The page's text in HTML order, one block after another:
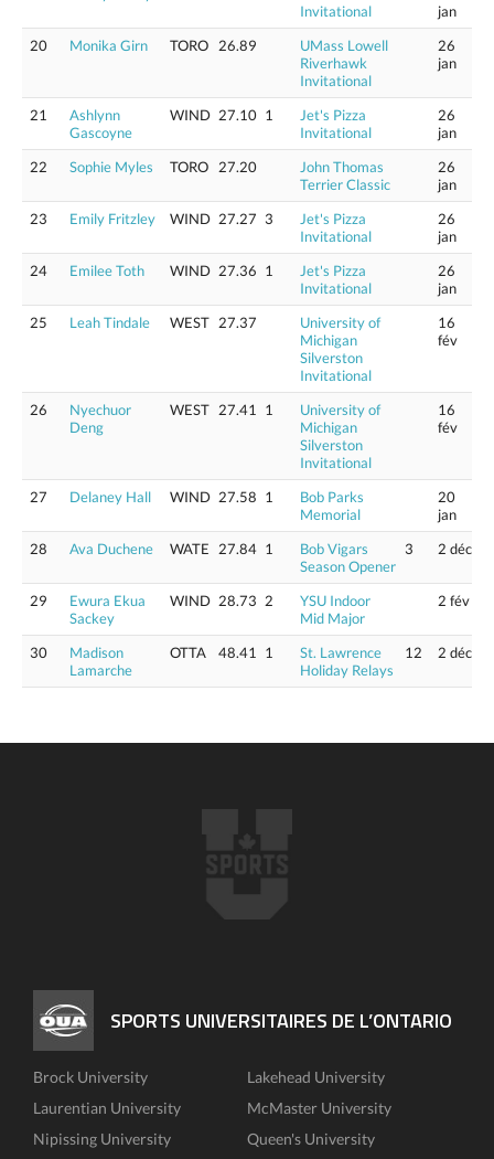
Invitational
jan
20
Monika Girn TORO 26.89
UMass Lowell
Riverhawk
Invitational
26
jan
21
Ashlynn
Gascoyne
WIND 27.10 1
Jet's Pizza
Invitational
26
jan
22
Sophie Myles TORO 27.20
John Thomas
Terrier Classic
26
jan
23
Emily Fritzley WIND 27.27 3
Jet's Pizza
Invitational
26
jan
24
Emilee Toth WIND 27.36 1
Jet's Pizza
Invitational
26
jan
25
Leah Tindale WEST 27.37
University of
Michigan
Silverston
Invitational
16
fév
26
Nyechuor
Deng
WEST 27.41 1
University of
Michigan
Silverston
Invitational
16
fév
27 Delaney Hall WIND 27.58 1
Bob Parks
Memorial
20
jan
28
Ava Duchene WATE 27.84 1
Bob Vigars
Season Opener
3 2 déc
29
Ewura Ekua
Sackey
WIND 28.73 2
YSU Indoor
Mid Major
2 fév
30
Madison
Lamarche
OTTA 48.41 1
St. Lawrence
Holiday Relays
12 2 déc
SPORTS UNIVERSITAIRES DE L’ONTARIO
Brock University
Lakehead University
Laurentian University
McMaster University
Nipissing University
Queen's University